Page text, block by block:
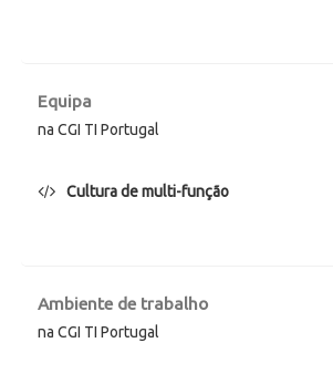
Equipa
na CGI TI Portugal
Cultura de multi-função
Ambiente de trabalho
na CGI TI Portugal